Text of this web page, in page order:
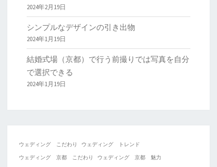
2024年2月19日
シンプルなデザインの引き出物
2024年1月19日
結婚式場（京都）で行う前撮りでは写真を自分
で選択できる
2024年1月19日
ウェディング こだわり ウェディング トレンド
ウェディング 京都 こだわり ウェディング 京都 魅力